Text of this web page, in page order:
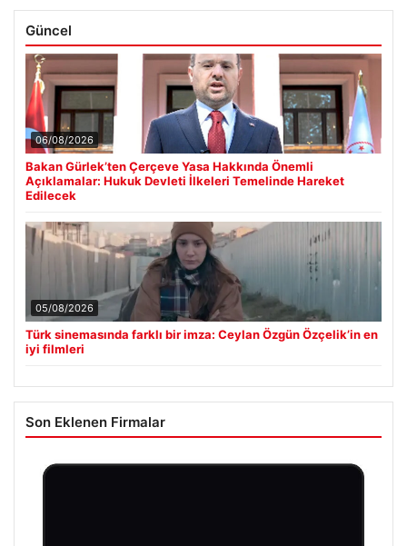
Güncel
06/08/2026
Bakan Gürlek’ten Çerçeve Yasa Hakkında Önemli
Açıklamalar: Hukuk Devleti İlkeleri Temelinde Hareket
Edilecek
05/08/2026
Türk sinemasında farklı bir imza: Ceylan Özgün Özçelik’in en
iyi filmleri
Son Eklenen Firmalar